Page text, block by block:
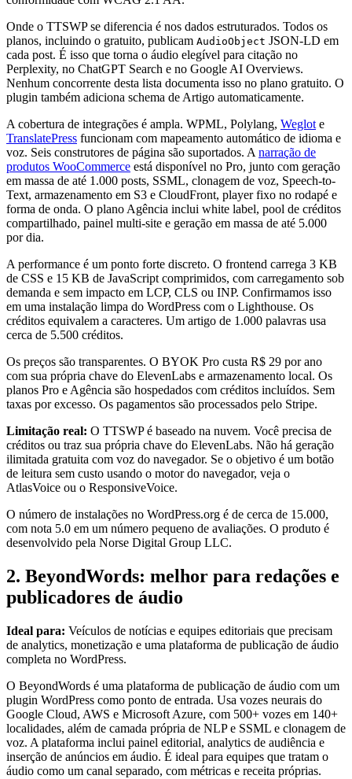
Onde o TTSWP se diferencia é nos dados estruturados. Todos os
planos, incluindo o gratuito, publicam AudioObject JSON-LD em
cada post. É isso que torna o áudio elegível para citação no
Perplexity, no ChatGPT Search e no Google AI Overviews.
Nenhum concorrente desta lista documenta isso no plano gratuito. O
plugin também adiciona schema de Artigo automaticamente.
A cobertura de integrações é ampla. WPML, Polylang, Weglot e
TranslatePress funcionam com mapeamento automático de idioma e
voz. Seis construtores de página são suportados. A narração de
produtos WooCommerce está disponível no Pro, junto com geração
em massa de até 1.000 posts, SSML, clonagem de voz, Speech-to-
Text, armazenamento em S3 e CloudFront, player fixo no rodapé e
forma de onda. O plano Agência inclui white label, pool de créditos
compartilhado, painel multi-site e geração em massa de até 5.000
por dia.
A performance é um ponto forte discreto. O frontend carrega 3 KB
de CSS e 15 KB de JavaScript comprimidos, com carregamento sob
demanda e sem impacto em LCP, CLS ou INP. Confirmamos isso
em uma instalação limpa do WordPress com o Lighthouse. Os
créditos equivalem a caracteres. Um artigo de 1.000 palavras usa
cerca de 5.500 créditos.
Os preços são transparentes. O BYOK Pro custa R$ 29 por ano
com sua própria chave do ElevenLabs e armazenamento local. Os
planos Pro e Agência são hospedados com créditos incluídos. Sem
taxas por excesso. Os pagamentos são processados pelo Stripe.
Limitação real: O TTSWP é baseado na nuvem. Você precisa de
créditos ou traz sua própria chave do ElevenLabs. Não há geração
ilimitada gratuita com voz do navegador. Se o objetivo é um botão
de leitura sem custo usando o motor do navegador, veja o
AtlasVoice ou o ResponsiveVoice.
O número de instalações no WordPress.org é de cerca de 15.000,
com nota 5.0 em um número pequeno de avaliações. O produto é
desenvolvido pela Norse Digital Group LLC.
2. BeyondWords: melhor para redações e
publicadores de áudio
Ideal para: Veículos de notícias e equipes editoriais que precisam
de analytics, monetização e uma plataforma de publicação de áudio
completa no WordPress.
O BeyondWords é uma plataforma de publicação de áudio com um
plugin WordPress como ponto de entrada. Usa vozes neurais do
Google Cloud, AWS e Microsoft Azure, com 500+ vozes em 140+
localidades, além de camada própria de NLP e SSML e clonagem de
voz. A plataforma inclui painel editorial, analytics de audiência e
inserção de anúncios em áudio. É ideal para equipes que tratam o
áudio como um canal separado, com métricas e receita próprias.